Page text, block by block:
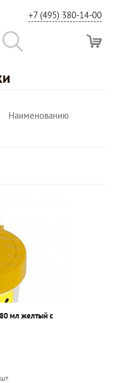
+7 (495) 380-14-00
Наименованию
мл желтый с